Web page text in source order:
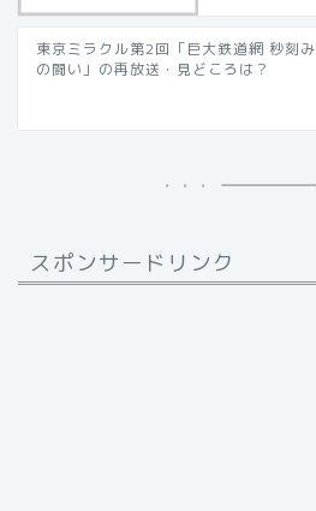
東京ミラクル第2回「巨大鉄道網 秒刻み
の闘い」の再放送・見どころは？
スポンサードリンク